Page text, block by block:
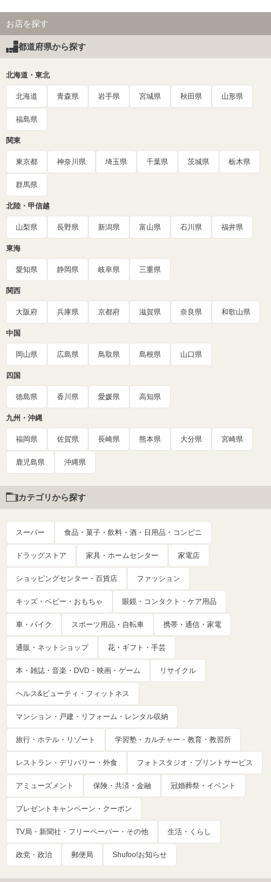
お店を探す
都道府県から探す
北海道・東北
北海道 青森県 岩手県 宮城県 秋田県 山形県
福島県
関東
東京都 神奈川県 埼玉県 千葉県 茨城県 栃木県
群馬県
北陸・甲信越
山梨県 長野県 新潟県 富山県 石川県 福井県
東海
愛知県 静岡県 岐阜県 三重県
関西
大阪府 兵庫県 京都府 滋賀県 奈良県 和歌山県
中国
岡山県 広島県 鳥取県 島根県 山口県
四国
徳島県 香川県 愛媛県 高知県
九州・沖縄
福岡県 佐賀県 長崎県 熊本県 大分県 宮崎県
鹿児島県 沖縄県
カテゴリから探す
スーパー 食品・菓子・飲料・酒・日用品・コンビニ
ドラッグストア 家具・ホームセンター 家電店
ショッピングセンター・百貨店 ファッション
キッズ・ベビー・おもちゃ 眼鏡・コンタクト・ケア用品
車・バイク スポーツ用品・自転車 携帯・通信・家電
通販・ネットショップ 花・ギフト・手芸
本・雑誌・音楽・DVD・映画・ゲーム リサイクル
ヘルス&ビューティ・フィットネス
マンション・戸建・リフォーム・レンタル収納
旅行・ホテル・リゾート 学習塾・カルチャー・教育・教習所
レストラン・デリバリー・外食 フォトスタジオ・プリントサービス
アミューズメント 保険・共済・金融 冠婚葬祭・イベント
プレゼントキャンペーン・クーポン
TV局・新聞社・フリーペーパー・その他 生活・くらし
政党・政治 郵便局 Shufoo!お知らせ